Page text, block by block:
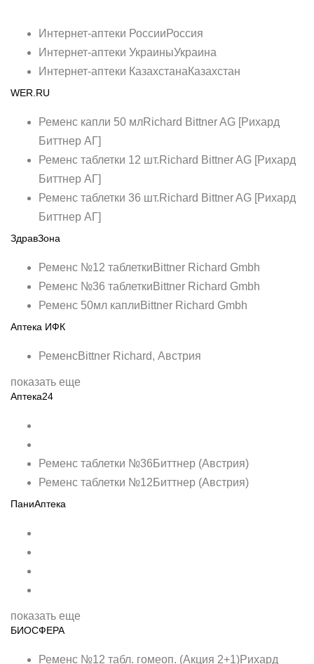
Интернет-аптеки РоссииРоссия
Интернет-аптеки УкраиныУкраина
Интернет-аптеки КазахстанаКазахстан
WER.RU
Ременс капли 50 млRichard Bittner AG [Рихард
Биттнер АГ]
Ременс таблетки 12 шт.Richard Bittner AG [Рихард
Биттнер АГ]
Ременс таблетки 36 шт.Richard Bittner AG [Рихард
Биттнер АГ]
ЗдравЗона
Ременс №12 таблеткиBittner Richard Gmbh
Ременс №36 таблеткиBittner Richard Gmbh
Ременс 50мл каплиBittner Richard Gmbh
Аптека ИФК
РеменсBittner Richard, Австрия
показать еще
Аптека24
Ременс таблетки №36Биттнер (Австрия)
Ременс таблетки №12Биттнер (Австрия)
ПаниАптека
показать еще
БИОСФЕРА
Ременс №12 табл. гомеоп. (Акция 2+1)Рихард